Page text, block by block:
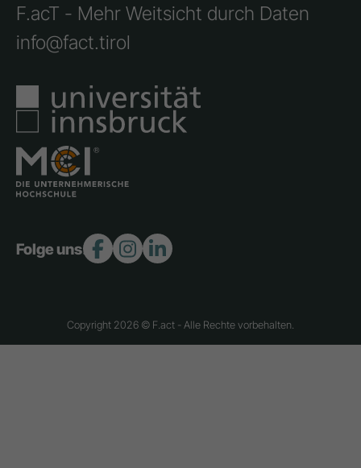
F.acT - Mehr Weitsicht durch Daten
info@fact.tirol
Folge uns:
Copyright 2026 © F.act - Alle Rechte vorbehalten.